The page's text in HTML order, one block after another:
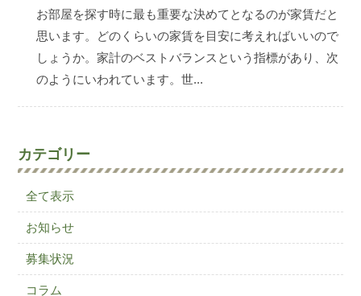
お部屋を探す時に最も重要な決めてとなるのが家賃だと
思います。どのくらいの家賃を目安に考えればいいので
しょうか。家計のベストバランスという指標があり、次
のようにいわれています。世...
カテゴリー
全て表示
お知らせ
募集状況
コラム